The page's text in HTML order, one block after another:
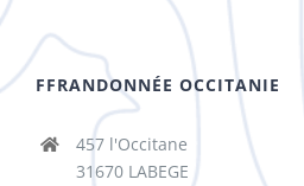
FFRANDONNÉE OCCITANIE
457 l'Occitane
31670 LABEGE